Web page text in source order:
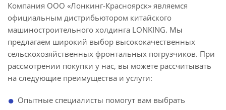
Компания ООО «Лонкинг-Красноярск» являемся
официальным дистрибьютором китайского
машиностроительного холдинга LONKING. Мы
предлагаем широкий выбор высококачественных
сельскохозяйственных фронтальных погрузчиков. При
рассмотрении покупки у нас, вы можете рассчитывать
на следующие преимущества и услуги:
Опытные специалисты помогут вам выбрать